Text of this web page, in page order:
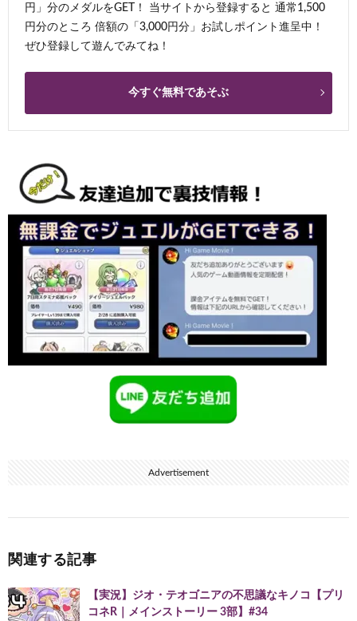
円」分のメダルをGET！ 当サイトから登録すると 通常1,500
円分のところ 倍額の「3,000円分」お試しポイント進呈中！
ぜひ登録して遊んでみてね！
今すぐ無料であそぶ
Advertisement
関連する記事
【実況】ジオ・テオゴニアの不思議なキノコ【プリ
コネR｜メインストーリー 3部】#34